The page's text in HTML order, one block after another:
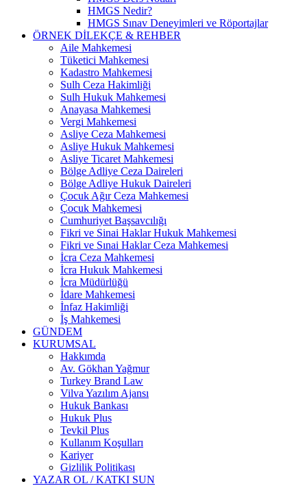
HMGS Nedir?
HMGS Sınav Deneyimleri ve Röportajlar
ÖRNEK DILEKÇE & REHBER
Aile Mahkemesi
Tüketici Mahkemesi
Kadastro Mahkemesi
Sulh Ceza Hakimliği
Sulh Hukuk Mahkemesi
Anayasa Mahkemesi
Vergi Mahkemesi
Asliye Ceza Mahkemesi
Asliye Hukuk Mahkemesi
Asliye Ticaret Mahkemesi
Bölge Adliye Ceza Daireleri
Bölge Adliye Hukuk Daireleri
Çocuk Ağır Ceza Mahkemesi
Çocuk Mahkemesi
Cumhuriyet Başsavcılığı
Fikri ve Sinai Haklar Hukuk Mahkemesi
Fikri ve Sınai Haklar Ceza Mahkemesi
İcra Ceza Mahkemesi
İcra Hukuk Mahkemesi
İcra Müdürlüğü
İdare Mahkemesi
İnfaz Hakimliği
İş Mahkemesi
GÜNDEM
KURUMSAL
Hakkımda
Av. Gökhan Yağmur
Turkey Brand Law
Vilva Yazılım Ajansı
Hukuk Bankası
Hukuk Plus
Tevkil Plus
Kullanım Koşulları
Kariyer
Gizlilik Politikası
YAZAR OL / KATKI SUN